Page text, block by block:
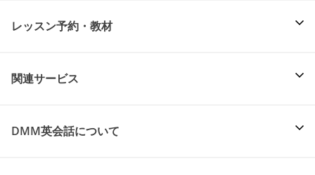
レッスン予約・教材
関連サービス
DMM英会話について